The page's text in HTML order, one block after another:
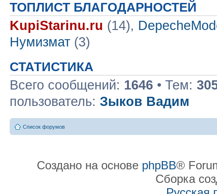
ТОПЛИСТ БЛАГОДАРНОСТЕЙ
KupiStarinu.ru (14),
Нумизмат (3)
СТАТИСТИКА
Всего сообщений: 1646 • Тем:
пользователь: Зыков Вадим
Список форумов
Создано на основе phpBB®
Сборка